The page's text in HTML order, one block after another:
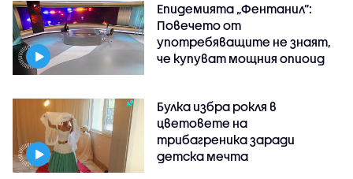
Епидемията „Фентанил”:
Повечето от
употребяващите не знаят,
че купуват мощния опиоид
Булка избра рокля в
цветовете на
трибагреника заради
детска мечта